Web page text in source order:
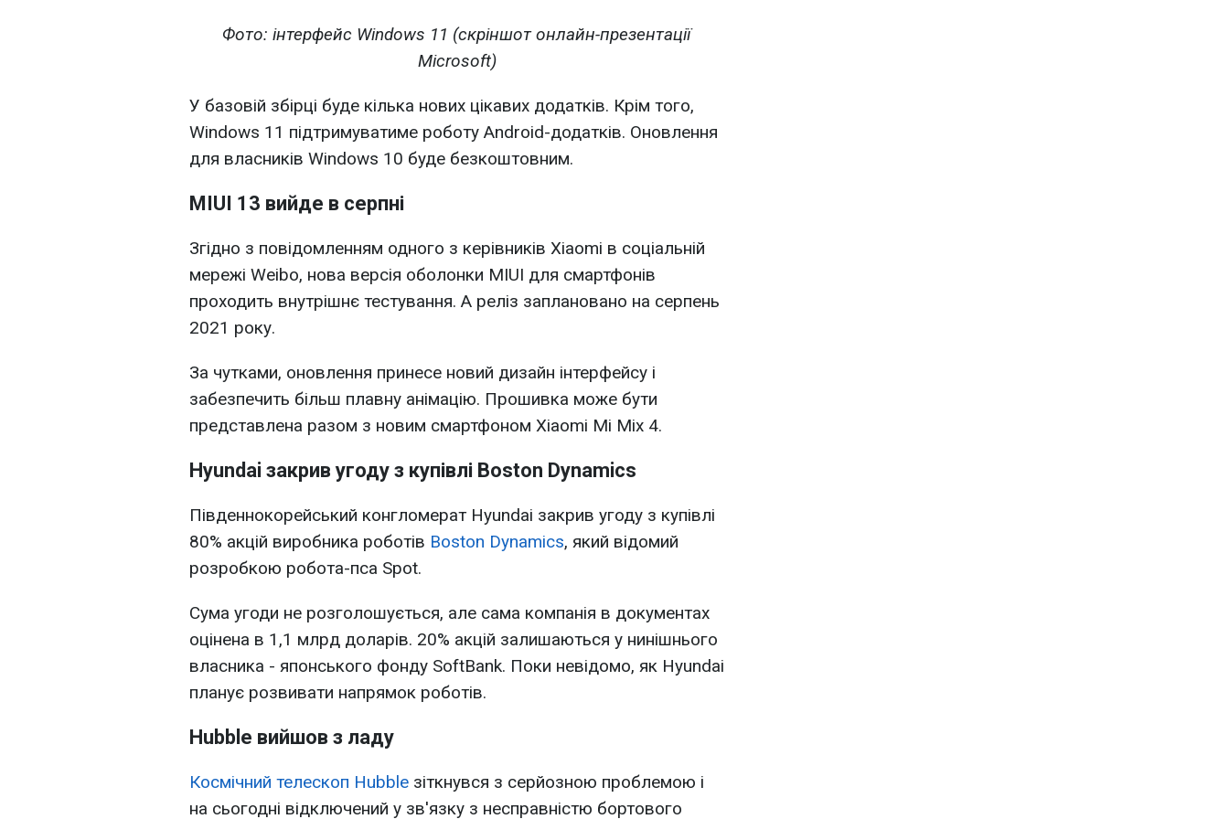
Фото: інтерфейс Windows 11 (скріншот онлайн-презентації
Microsoft)
У базовій збірці буде кілька нових цікавих додатків. Крім того,
Windows 11 підтримуватиме роботу Android-додатків. Оновлення
для власників Windows 10 буде безкоштовним.
MIUI 13 вийде в серпні
Згідно з повідомленням одного з керівників Xiaomi в соціальній
мережі Weibo, нова версія оболонки MIUI для смартфонів
проходить внутрішнє тестування. А реліз заплановано на серпень
2021 року.
За чутками, оновлення принесе новий дизайн інтерфейсу і
забезпечить більш плавну анімацію. Прошивка може бути
представлена разом з новим смартфоном Xiaomi Mi Mix 4.
Hyundai закрив угоду з купівлі Boston Dynamics
Південнокорейський конгломерат Hyundai закрив угоду з купівлі
80% акцій виробника роботів Boston Dynamics, який відомий
розробкою робота-пса Spot.
Сума угоди не розголошується, але сама компанія в документах
оцінена в 1,1 млрд доларів. 20% акцій залишаються у нинішнього
власника - японського фонду SoftBank. Поки невідомо, як Hyundai
планує розвивати напрямок роботів.
Hubble вийшов з ладу
Космічний телескоп Hubble зіткнувся з серйозною проблемою і
на сьогодні відключений у зв'язку з несправністю бортового